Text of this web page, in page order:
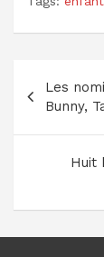
de
l’article
Les
Bunny,
Huit